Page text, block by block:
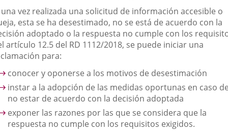
una vez realizada una solicitud de información accesible o
esta se ha desestimado, no se está de acuerdo con la
adoptado o la respuesta no cumple con los
artículo 12.5 del RD 1112/2018, se puede iniciar una
para:
conocer y oponerse a los motivos de desestimación
instar a la adopción de las medidas oportunas en caso
no estar de acuerdo con la decisión adoptada
exponer las razones por las que se considera que la
respuesta no cumple con los requisitos exigidos.